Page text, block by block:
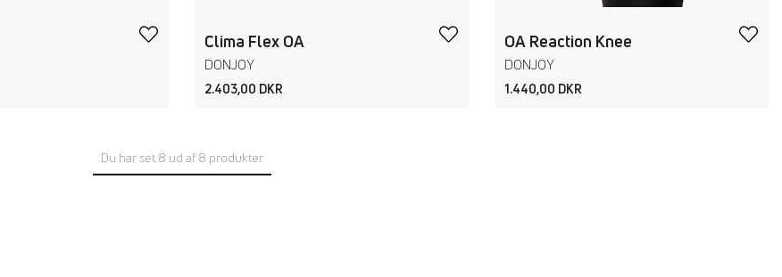
Clima Flex OA
DONJOY
2.403,00 DKR
OA Reaction Knee
DONJOY
1.440,00 DKR
Du har set 8 ud af 8 produkter